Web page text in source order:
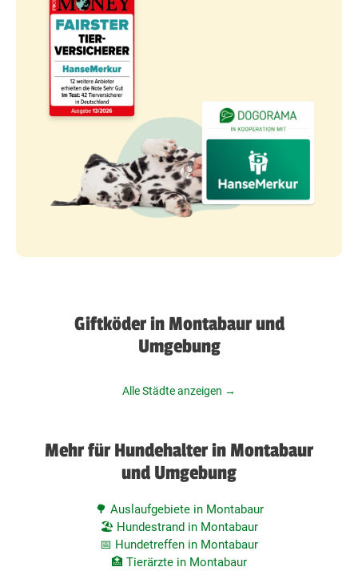
Giftköder in Montabaur und
Umgebung
Alle Städte anzeigen →
Mehr für Hundehalter in Montabaur
und Umgebung
🌳 Auslaufgebiete in Montabaur
🏖️ Hundestrand in Montabaur
📅 Hundetreffen in Montabaur
🏥 Tierärzte in Montabaur